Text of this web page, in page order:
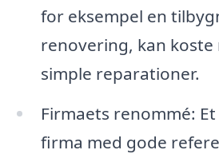
for eksempel en
renovering, kan koste
simple reparationer.
Firmaets renommé:
firma med gode